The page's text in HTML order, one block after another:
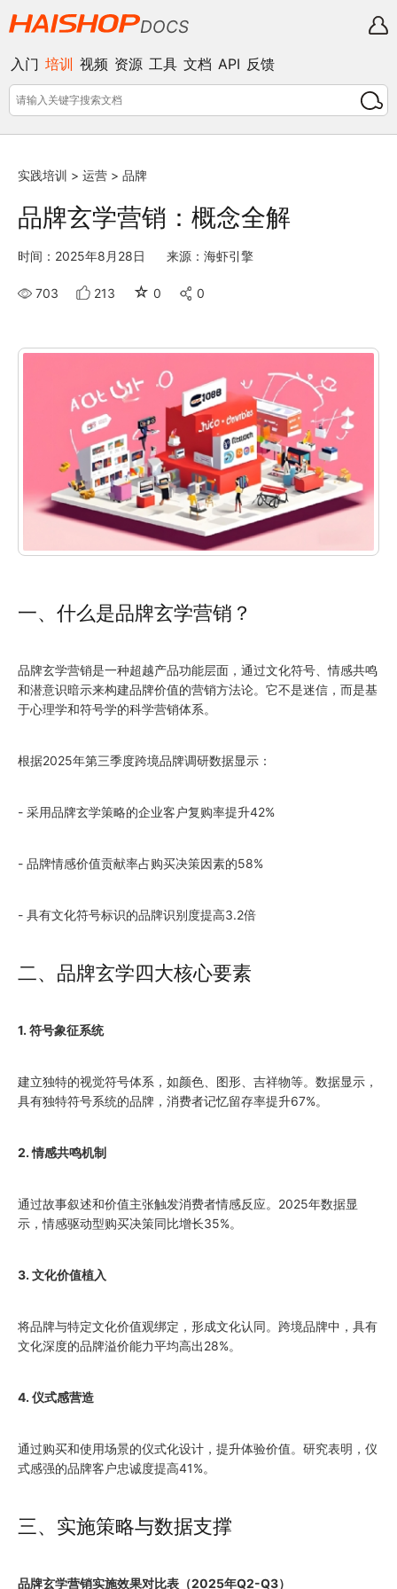
DOCS
入门 培训 视频 资源 工具 文档 API 反馈
实践培训 > 运营 > 品牌
品牌玄学营销：概念全解
时间：2025年8月28日 来源：海虾引擎
703 213 ☆ 0 0
一、什么是品牌玄学营销？
品牌玄学营销是一种超越产品功能层面，通过文化符号、情感共鸣
和潜意识暗示来构建品牌价值的营销方法论。它不是迷信，而是基
于心理学和符号学的科学营销体系。
根据2025年第三季度跨境品牌调研数据显示：
- 采用品牌玄学策略的企业客户复购率提升42%
- 品牌情感价值贡献率占购买决策因素的58%
- 具有文化符号标识的品牌识别度提高3.2倍
二、品牌玄学四大核心要素
1. 符号象征系统
建立独特的视觉符号体系，如颜色、图形、吉祥物等。数据显示，
具有独特符号系统的品牌，消费者记忆留存率提升67%。
2. 情感共鸣机制
通过故事叙述和价值主张触发消费者情感反应。2025年数据显
示，情感驱动型购买决策同比增长35%。
3. 文化价值植入
将品牌与特定文化价值观绑定，形成文化认同。跨境品牌中，具有
文化深度的品牌溢价能力平均高出28%。
4. 仪式感营造
通过购买和使用场景的仪式化设计，提升体验价值。研究表明，仪
式感强的品牌客户忠诚度提高41%。
三、实施策略与数据支撑
品牌玄学营销实施效果对比表（2025年Q2-Q3）